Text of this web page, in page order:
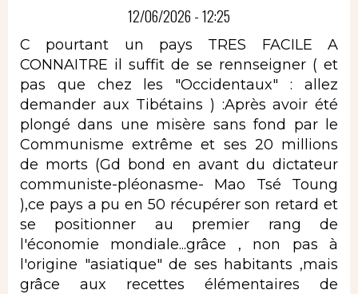
12/06/2026 - 12:25
C pourtant un pays TRES FACILE A
CONNAITRE il suffit de se rennseigner ( et
pas que chez les "Occidentaux" : allez
demander aux Tibétains ) :Après avoir été
plongé dans une misère sans fond par le
Communisme extrême et ses 20 millions
de morts (Gd bond en avant du dictateur
communiste-pléonasme- Mao Tsé Toung
),ce pays a pu en 50 récupérer son retard et
se positionner au premier rang de
l'économie mondiale...grâce , non pas à
l'origine "asiatique" de ses habitants ,mais
grâce aux recettes élémentaires de